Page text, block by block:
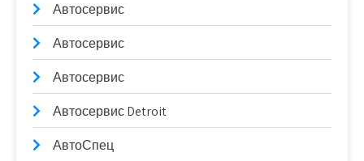
Автосервис
Автосервис
Автосервис
Автосервис Detroit
АвтоСпец